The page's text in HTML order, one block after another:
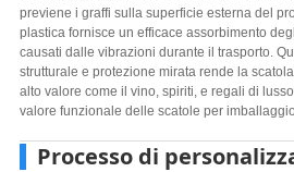
previene i graffi sulla superficie esterna del
plastica fornisce un efficace assorbimento
causati dalle vibrazioni durante il trasporto.
strutturale e protezione mirata rende la
alto valore come il vino, spiriti, e regali di
valore funzionale delle scatole per
Processo di